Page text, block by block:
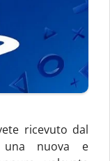
ricevuto dal
una nuova e